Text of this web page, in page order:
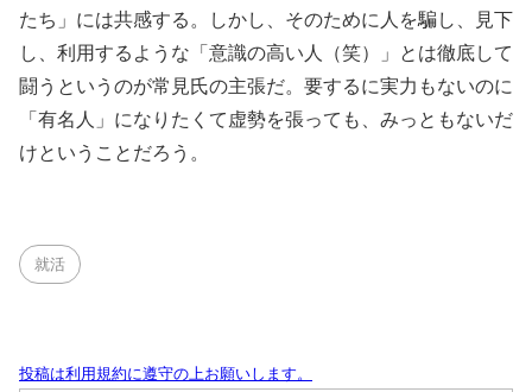
たち」には共感する。しかし、そのために人を騙し、見下
し、利用するような「意識の高い人（笑）」とは徹底して
闘うというのが常見氏の主張だ。要するに実力もないのに
「有名人」になりたくて虚勢を張っても、みっともないだ
けということだろう。
就活